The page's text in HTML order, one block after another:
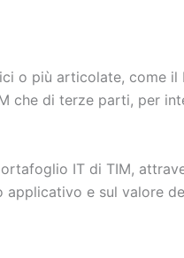
o più articolate, come il
che di terze parti, per
IT di TIM,
e sul valore